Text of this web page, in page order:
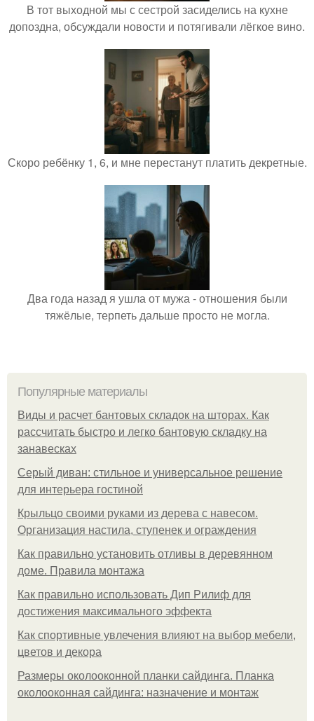
В тот выходной мы с сестрой засиделись на кухне
допоздна, обсуждали новости и потягивали лёгкое вино.
Скоро ребёнку 1, 6, и мне перестанут платить декретные.
Два года назад я ушла от мужа - отношения были
тяжёлые, терпеть дальше просто не могла.
Популярные материалы
Виды и расчет бантовых складок на шторах. Как
рассчитать быстро и легко бантовую складку на
занавесках
Серый диван: стильное и универсальное решение
для интерьера гостиной
Крыльцо своими руками из дерева с навесом.
Организация настила, ступенек и ограждения
Как правильно установить отливы в деревянном
доме. Правила монтажа
Как правильно использовать Дип Рилиф для
достижения максимального эффекта
Как спортивные увлечения влияют на выбор мебели,
цветов и декора
Размеры околооконной планки сайдинга. Планка
околооконная сайдинга: назначение и монтаж